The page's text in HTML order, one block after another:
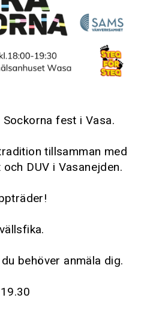
fest i Vasa.
tillsamman med
DUV i Vasanejden.
behöver anmäla dig.